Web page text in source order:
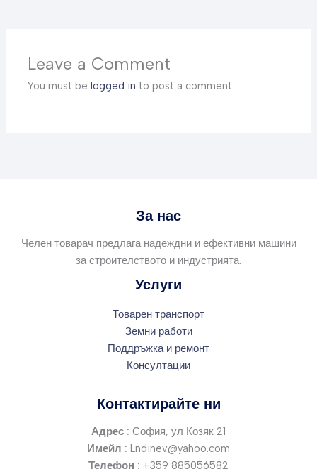
Leave a Comment
You must be logged in to post a comment.
За нас
Челен товарач предлага надеждни и ефективни машини
за строителството и индустрията.
Услуги
Товарен транспорт
Земни работи
Поддръжка и ремонт
Консултации
Контактирайте ни
Адрес : София, ул Козяк 21
Имейл : Lndinev@yahoo.com
Телефон : +359 885056582